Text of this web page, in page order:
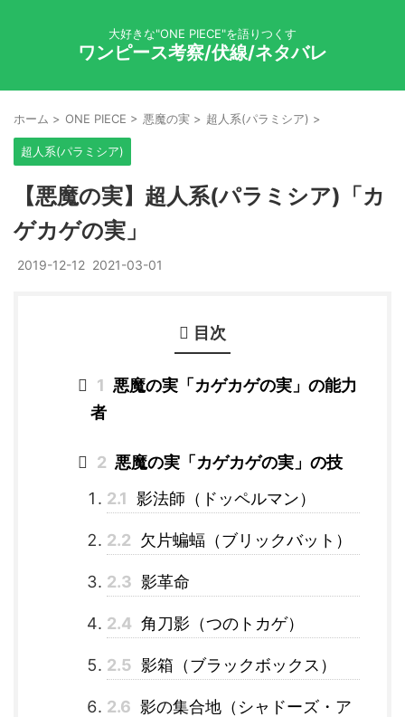
大好きな"ONE PIECE"を語りつくす
ワンピース考察/伏線/ネタバレ
ホーム > ONE PIECE > 悪魔の実 > 超人系(パラミシア) >
超人系(パラミシア)
【悪魔の実】超人系(パラミシア)「カ
ゲカゲの実」
2019-12-12 2021-03-01
目次
1 悪魔の実「カゲカゲの実」の能力
者
2 悪魔の実「カゲカゲの実」の技
2.1 影法師（ドッペルマン）
2.2 欠片蝙蝠（ブリックバット）
2.3 影革命
2.4 角刀影（つのトカゲ）
2.5 影箱（ブラックボックス）
2.6 影の集合地（シャドーズ・ア